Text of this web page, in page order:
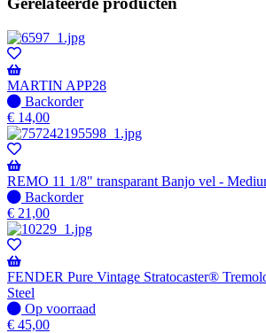
MARTIN APP28
Niet
op
voorraad
-
Wordt
verzonden
wanneer
beschikbaar
Backorder
€ 14,00
REMO 11 1/8" transparant Banjo vel -
Niet
op
voorraad
-
Wordt
verzonden
wanneer
beschikbaar
Backorder
€ 21,00
FENDER Pure Vintage Stratocaster®
Steel
Op
voorraad
Op voorraad
€ 45,00